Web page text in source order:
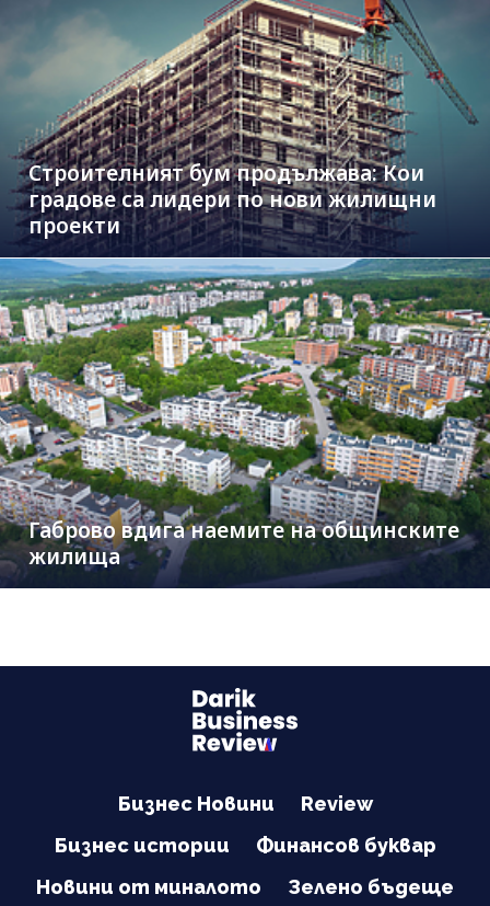
Строителният бум продължава: Кои
градове са лидери по нови жилищни
проекти
Габрово вдига наемите на общинските
жилища
Бизнес Новини
Review
Бизнес истории
Финансов буквар
Новини от миналото
Зелено бъдеще